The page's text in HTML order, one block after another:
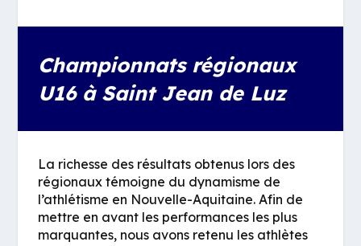
Championnats régionaux
U16 à Saint Jean de Luz
La richesse des résultats obtenus lors des
régionaux témoigne du dynamisme de
l’athlétisme en Nouvelle-Aquitaine. Afin de
mettre en avant les performances les plus
marquantes, nous avons retenu les athlètes